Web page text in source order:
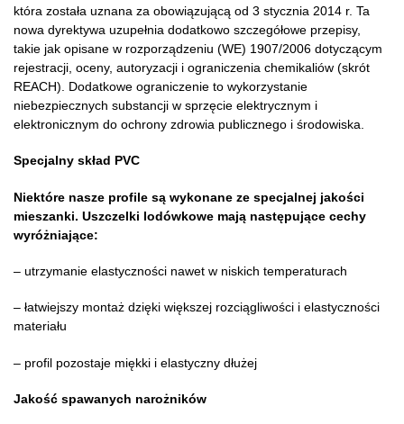
która została uznana za obowiązującą od 3 stycznia 2014 r. Ta
nowa dyrektywa uzupełnia dodatkowo szczegółowe przepisy,
takie jak opisane w rozporządzeniu (WE) 1907/2006 dotyczącym
rejestracji, oceny, autoryzacji i ograniczenia chemikaliów (skrót
REACH). Dodatkowe ograniczenie to wykorzystanie
niebezpiecznych substancji w sprzęcie elektrycznym i
elektronicznym do ochrony zdrowia publicznego i środowiska.
Specjalny skład PVC
Niektóre nasze profile są wykonane ze specjalnej jakości
mieszanki. Uszczelki lodówkowe mają następujące cechy
wyróżniające:
– utrzymanie elastyczności nawet w niskich temperaturach
– łatwiejszy montaż dzięki większej rozciągliwości i elastyczności
materiału
– profil pozostaje miękki i elastyczny dłużej
Jakość spawanych narożników